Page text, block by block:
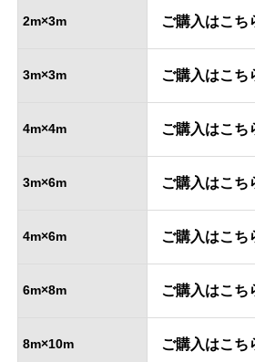
2m×3m ご購入はこち
3m×3m ご購入はこち
4m×4m ご購入はこち
3m×6m ご購入はこち
4m×6m ご購入はこち
6m×8m ご購入はこち
8m×10m ご購入はこち